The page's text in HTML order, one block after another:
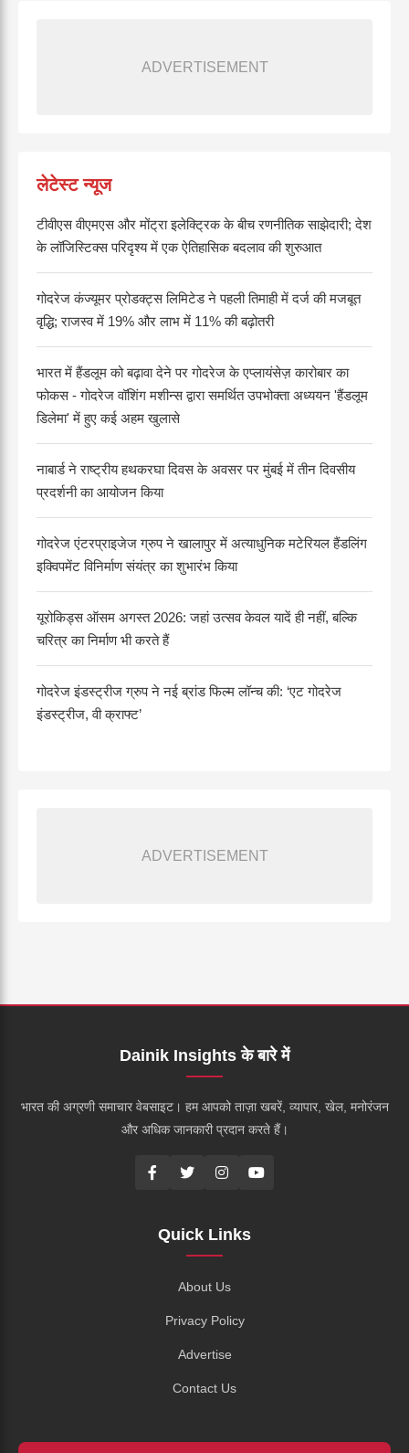
ADVERTISEMENT
लेटेस्ट न्यूज
टीवीएस वीएमएस और मोंट्रा इलेक्ट्रिक के बीच रणनीतिक साझेदारी; देश
के लॉजिस्टिक्स परिदृश्य में एक ऐतिहासिक बदलाव की शुरुआत
गोदरेज कंज्यूमर प्रोडक्ट्स लिमिटेड ने पहली तिमाही में दर्ज की मजबूत
वृद्धि; राजस्व में 19% और लाभ में 11% की बढ़ोतरी
भारत में हैंडलूम को बढ़ावा देने पर गोदरेज के एप्लायंसेज़ कारोबार का
फोकस - गोदरेज वॉशिंग मशीन्स द्वारा समर्थित उपभोक्ता अध्ययन 'हैंडलूम
डिलेमा' में हुए कई अहम खुलासे
नाबार्ड ने राष्ट्रीय हथकरघा दिवस के अवसर पर मुंबई में तीन दिवसीय
प्रदर्शनी का आयोजन किया
गोदरेज एंटरप्राइजेज ग्रुप ने खालापुर में अत्याधुनिक मटेरियल हैंडलिंग
इक्विपमेंट विनिर्माण संयंत्र का शुभारंभ किया
यूरोकिड्स ऑसम अगस्त 2026: जहां उत्सव केवल यादें ही नहीं, बल्कि
चरित्र का निर्माण भी करते हैं
गोदरेज इंडस्ट्रीज ग्रुप ने नई ब्रांड फिल्म लॉन्च की: ‘एट गोदरेज
इंडस्ट्रीज, वी क्राफ्ट’
ADVERTISEMENT
Dainik Insights के बारे में
भारत की अग्रणी समाचार वेबसाइट। हम आपको ताज़ा खबरें, व्यापार, खेल, मनोरंजन
और अधिक जानकारी प्रदान करते हैं।
Quick Links
About Us
Privacy Policy
Advertise
Contact Us